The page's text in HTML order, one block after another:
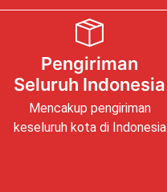
Pengiriman
Seluruh Indonesia
Mencakup pengiriman
keseluruh kota di Indonesia